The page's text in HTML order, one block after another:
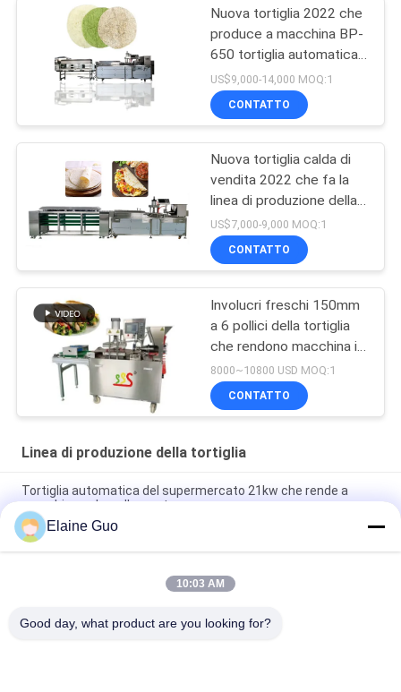
Nuova tortiglia 2022 che
produce a macchina BP-
650 tortiglia automatica
che fa macchina
US$9,000-14,000 MOQ:1
CONTATTO
Nuova tortiglia calda di
vendita 2022 che fa la
linea di produzione della
tortiglia della macchina
BP-550
US$7,000-9,000 MOQ:1
CONTATTO
Involucri freschi 150mm
a 6 pollici della tortiglia
che rendono macchina in
pieno automatica
8000~10800 USD MOQ:1
CONTATTO
Linea di produzione della tortiglia
Tortiglia automatica del supermercato 21kw che rende a
macchina colore d'argento
10 - linea di produzione della tortiglia del diametro di 45cm
nuova completamente automatica
Nuova macchina automatica per fare il pane Roti Corn Tortilla
Elaine Guo
10:03 AM
Good day, what product are you looking for?